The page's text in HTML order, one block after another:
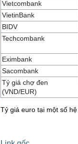
Vietcombank
VietinBank
BIDV
Techcombank
Eximbank
Sacombank
Tỷ giá chợ đen
(VND/EUR)
Tỷ giá euro tại một số